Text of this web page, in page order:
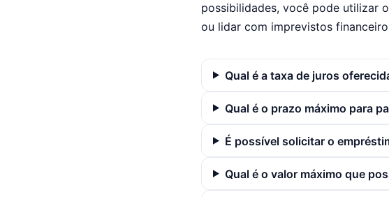
possibilidades, você pode utilizar
ou lidar com imprevistos
Qual é a taxa de juros
Qual é o prazo máximo para
É possível solicitar o
Qual é o valor máximo que